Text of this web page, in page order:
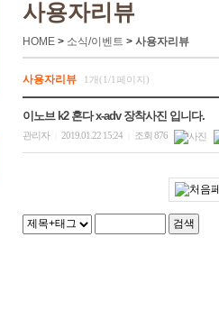
사용자리뷰
HOME > 소식/이벤트 > 사용자리뷰
사용자리뷰 1개(1/1페이지)
이노브 k2 혼다 x-adv 장착사진 입니다.
관리자 2019.01.22 15:24 조회 876